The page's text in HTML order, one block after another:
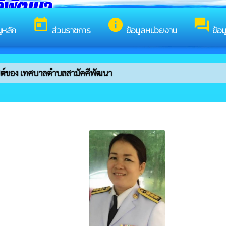
ลัก todayส่วนราชการ infoข้อมูลหน่วยงาน forumข้อ
พัฒนา
ทศบาลตำบลสามัคคีพัฒนา